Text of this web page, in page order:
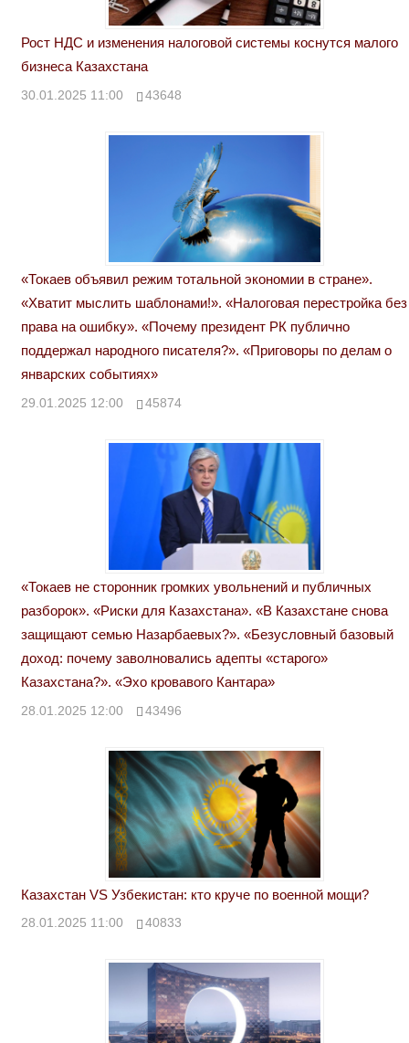
Рост НДС и изменения налоговой системы коснутся малого
бизнеса Казахстана
30.01.2025 11:00 43648
«Токаев объявил режим тотальной экономии в стране».
«Хватит мыслить шаблонами!». «Налоговая перестройка без
права на ошибку». «Почему президент РК публично
поддержал народного писателя?». «Приговоры по делам о
январских событиях»
29.01.2025 12:00 45874
«Токаев не сторонник громких увольнений и публичных
разборок». «Риски для Казахстана». «В Казахстане снова
защищают семью Назарбаевых?». «Безусловный базовый
доход: почему заволновались адепты «старого»
Казахстана?». «Эхо кровавого Кантара»
28.01.2025 12:00 43496
Казахстан VS Узбекистан: кто круче по военной мощи?
28.01.2025 11:00 40833